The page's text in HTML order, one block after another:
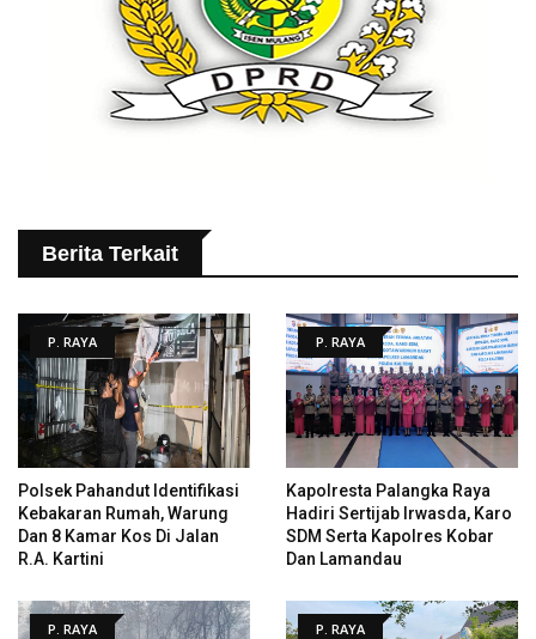
Berita Terkait
P. RAYA
Polsek Pahandut Identifikasi
Kebakaran Rumah, Warung
Dan 8 Kamar Kos Di Jalan
R.A. Kartini
P. RAYA
Kapolresta Palangka Raya
Hadiri Sertijab Irwasda, Karo
SDM Serta Kapolres Kobar
Dan Lamandau
P. RAYA P. RAYA